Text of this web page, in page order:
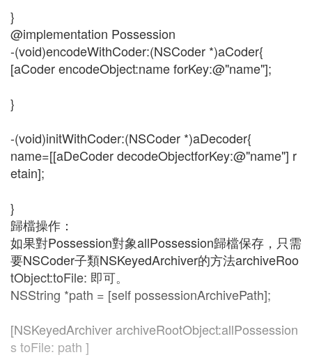
}
@implementation Possession
-(void)encodeWithCoder:(NSCoder *)aCoder{
[aCoder encodeObject:name forKey:@"name"];
}
-(void)initWithCoder:(NSCoder *)aDecoder{
name=[[aDeCoder decodeObjectforKey:@"name"] r
etain];
}
歸檔操作：
如果對Possession對象allPossession歸檔保存，只需
要NSCoder子類NSKeyedArchiver的方法archiveRoo
tObject:toFile: 即可。
NSString *path = [self possessionArchivePath];
[NSKeyedArchiver archiveRootObject:allPossession
s toFile: path ]